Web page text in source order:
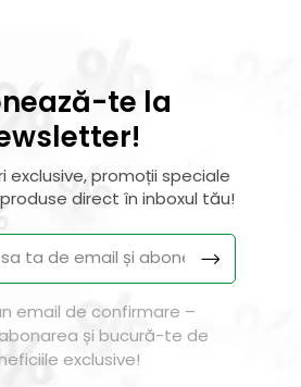
te la
exclusive, promoții speciale
direct în inboxul tău!
email de confirmare –
și bucură-te de
exclusive!